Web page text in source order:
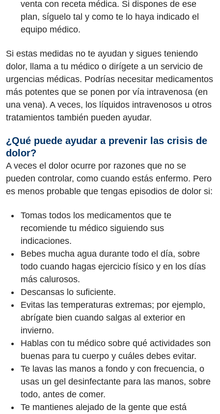
venta con receta médica. Si dispones de ese
plan, síguelo tal y como te lo haya indicado el
equipo médico.
Si estas medidas no te ayudan y sigues teniendo
dolor, llama a tu médico o dirígete a un servicio de
urgencias médicas. Podrías necesitar medicamentos
más potentes que se ponen por vía intravenosa (en
una vena). A veces, los líquidos intravenosos u otros
tratamientos también pueden ayudar.
¿Qué puede ayudar a prevenir las crisis de
dolor?
A veces el dolor ocurre por razones que no se
pueden controlar, como cuando estás enfermo. Pero
es menos probable que tengas episodios de dolor si:
Tomas todos los medicamentos que te
recomiende tu médico siguiendo sus
indicaciones.
Bebes mucha agua durante todo el día, sobre
todo cuando hagas ejercicio físico y en los días
más calurosos.
Descansas lo suficiente.
Evitas las temperaturas extremas; por ejemplo,
abrígate bien cuando salgas al exterior en
invierno.
Hablas con tu médico sobre qué actividades son
buenas para tu cuerpo y cuáles debes evitar.
Te lavas las manos a fondo y con frecuencia, o
usas un gel desinfectante para las manos, sobre
todo, antes de comer.
Te mantienes alejado de la gente que está